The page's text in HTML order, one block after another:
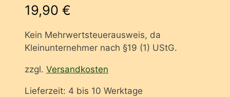
19,90 €
Kein Mehrwertsteuerausweis, da
Kleinunternehmer nach §19 (1) UStG.
zzgl. Versandkosten
Lieferzeit: 4 bis 10 Werktage